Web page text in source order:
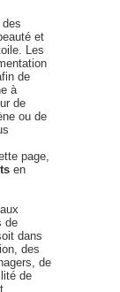
et
Les
de
à
de
ou de
page,
en
de
dans
des
de
de